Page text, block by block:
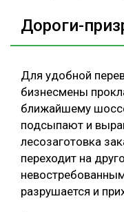
Дороги-
Для удобной
бизнесмены
ближайшему
подсыпают и
лесозаготовка
переходит на
разрушается и